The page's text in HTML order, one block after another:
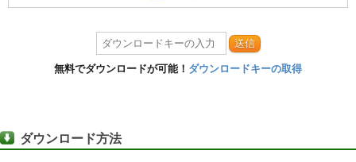
送信
無料でダウンロードが可能！ ダウンロードキーの取得
ダウンロード方法